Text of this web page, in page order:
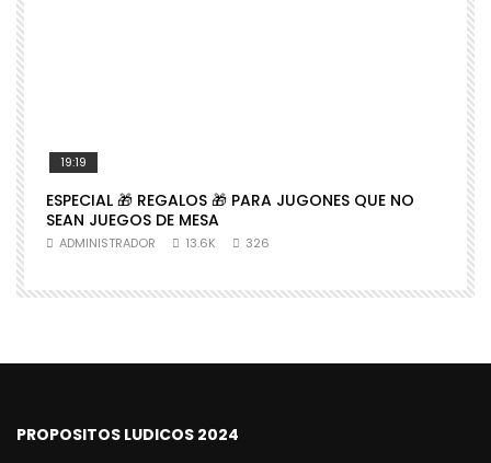
19:19
ESPECIAL 🎁 REGALOS 🎁 PARA JUGONES QUE NO
SEAN JUEGOS DE MESA
ADMINISTRADOR 13.6K 326
PROPOSITOS LUDICOS 2024